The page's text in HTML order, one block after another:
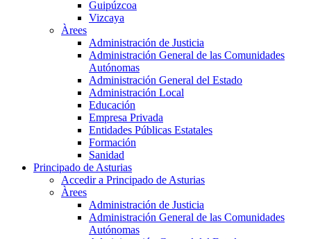
Guipúzcoa
Vizcaya
Àrees
Administración de Justicia
Administración General de las Comunidades
Autónomas
Administración General del Estado
Administración Local
Educación
Empresa Privada
Entidades Públicas Estatales
Formación
Sanidad
Principado de Asturias
Accedir a Principado de Asturias
Àrees
Administración de Justicia
Administración General de las Comunidades
Autónomas